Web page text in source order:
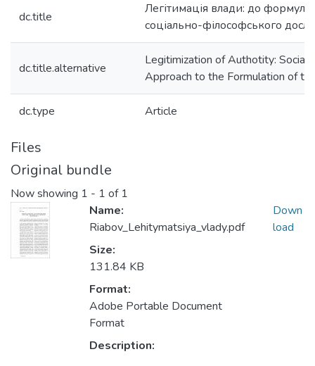
dc.title
Легітимація влади: до
соціально-філософського
dc.title.alternative
Legitimization of Authotity:
Approach to the Formulation of
dc.type Article
Files
Original bundle
Now showing 1 - 1 of 1
Name:
Riabov_Lehitymatsiya_vlady.pdf
Size:
131.84 KB
Format:
Adobe Portable Document
Format
Description:
Down
load